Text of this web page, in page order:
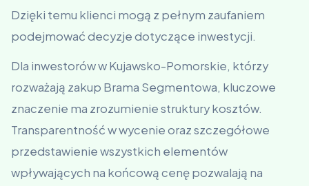
Dzięki temu klienci mogą z pełnym zaufaniem
podejmować decyzje dotyczące inwestycji.
Dla inwestorów w Kujawsko-Pomorskie, którzy
rozważają zakup Brama Segmentowa, kluczowe
znaczenie ma zrozumienie struktury kosztów.
Transparentność w wycenie oraz szczegółowe
przedstawienie wszystkich elementów
wpływających na końcową cenę pozwalają na